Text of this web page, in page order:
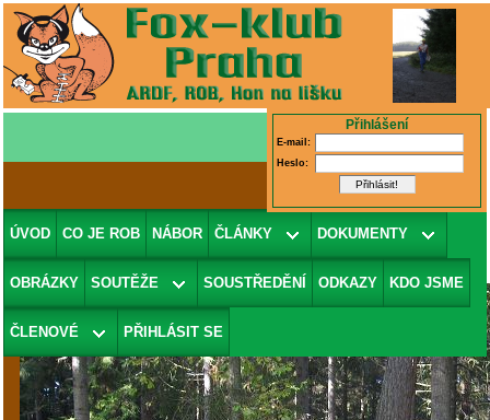
Přihlášení
E-mail:
Heslo:
ÚVOD CO JE ROB NÁBOR ČLÁNKY DOKUMENTY
OBRÁZKY SOUTĚŽE SOUSTŘEDĚNÍ ODKAZY KDO JSME
ČLENOVÉ PŘIHLÁSIT SE
Fotografie 41/125 (v galeriiPP2006 -
Neděle u majáku)